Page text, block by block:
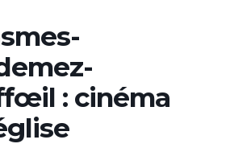
: cinéma